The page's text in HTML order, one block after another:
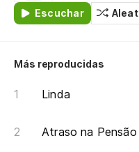
Escuchar
Más reproducidas
Linda
Atraso na Pensão